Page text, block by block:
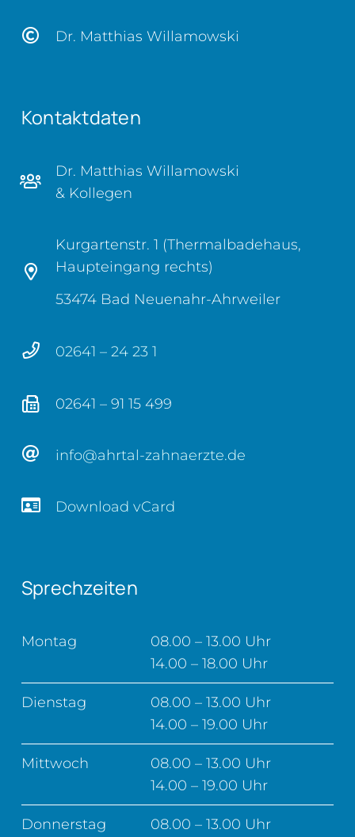
Dr. Matthias Willamowski
Kontaktdaten
Dr. Matthias Willamowski
& Kollegen
Kurgartenstr. 1 (Thermalbadehaus,
Haupteingang rechts)
53474 Bad Neuenahr-Ahrweiler
02641 – 24 23 1
02641 – 91 15 499
info@ahrtal-zahnaerzte.de
Download vCard
Sprechzeiten
Montag
08.00 – 13.00 Uhr
14.00 – 18.00 Uhr
Dienstag
08.00 – 13.00 Uhr
14.00 – 19.00 Uhr
Mittwoch
08.00 – 13.00 Uhr
14.00 – 19.00 Uhr
Donnerstag
08.00 – 13.00 Uhr